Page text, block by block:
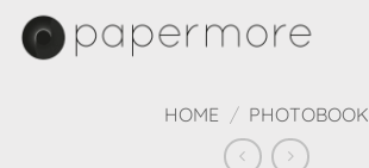
Skip
HOME / PHOTOBOOK